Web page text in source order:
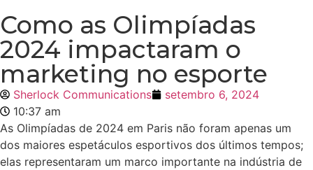
Como as Olimpíadas
2024 impactaram o
marketing no esporte
Sherlock Communications
setembro 6, 2024
10:37 am
As Olimpíadas de 2024 em Paris não foram apenas um
dos maiores espetáculos esportivos dos últimos tempos;
elas representaram um marco importante na indústria de